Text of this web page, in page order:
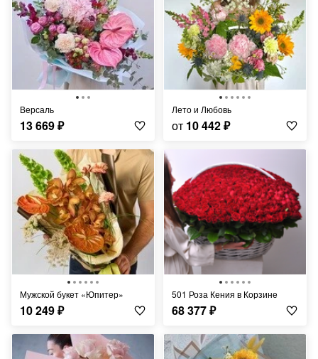
Версаль
13 669₽
Лето и Любовь
от 10 442₽
Мужской букет «Юпитер»
10 249₽
501 Роза Кения в Корзине
68 377₽